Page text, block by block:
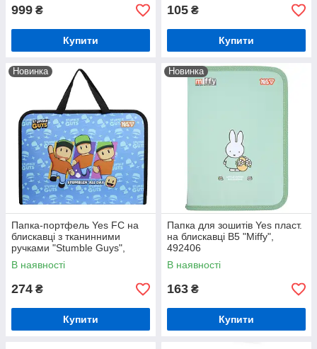
999 ₴
Купити
105 ₴
Купити
Новинка
Папка-портфель Yes FC на
блискавці з тканинними
ручками "Stumble Guys",
492375
В наявності
274 ₴
Купити
Новинка
Папка для зошитів Yes пласт.
на блискавці В5 "Miffy",
492406
В наявності
163 ₴
Купити